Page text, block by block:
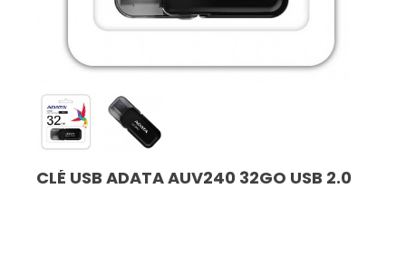
CLÉ USB ADATA AUV240 32GO USB 2.0